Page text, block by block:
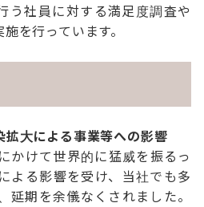
う社員に対する満足度調査や
を行っています。
大による事業等への影響
けて世界的に猛威を振るっ
よる影響を受け、当社でも多
延期を余儀なくされました。